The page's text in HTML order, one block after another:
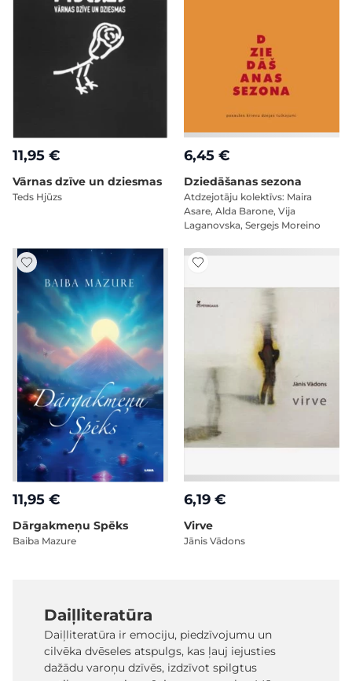
11,95 €
Vārnas dzīve un dziesmas
Teds Hjūzs
6,45 €
Dziedāšanas sezona
Atdzejotāju kolektīvs: Maira
Asare, Alda Barone, Vija
Laganovska, Sergejs Moreino
11,95 €
Dārgakmeņu Spēks
Baiba Mazure
6,19 €
Virve
Jānis Vādons
Daiļliteratūra
Daiļliteratūra ir emociju, piedzīvojumu un
cilvēka dvēseles atspulgs, kas ļauj iejusties
dažādu varoņu dzīvēs, izdzīvot spilgtus